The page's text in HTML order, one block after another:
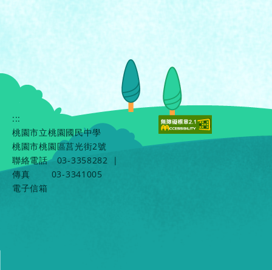
:::
桃園市立桃園國民中學
桃園市桃園區莒光街2號
聯絡電話
03-3358282
|
傳真
03-3341005
電子信箱